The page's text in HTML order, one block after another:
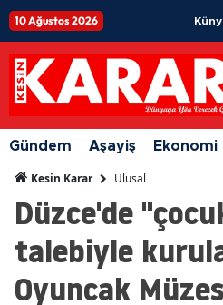
10 Ağustos 2026
Gündem Aşayiş Ekonomi
Kesin Karar Ulusal
Düzce'de
talebiyle
Oyuncak